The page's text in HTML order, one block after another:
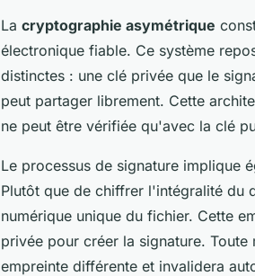
La cryptographie asymétrique
électronique fiable. Ce système
distinctes : une clé privée que le
peut partager librement. Cette
ne peut être vérifiée qu'avec la clé
Le processus de signature implique
Plutôt que de chiffrer l'intégralité du
numérique unique du fichier. Cette
privée pour créer la signature.
empreinte différente et invalidera